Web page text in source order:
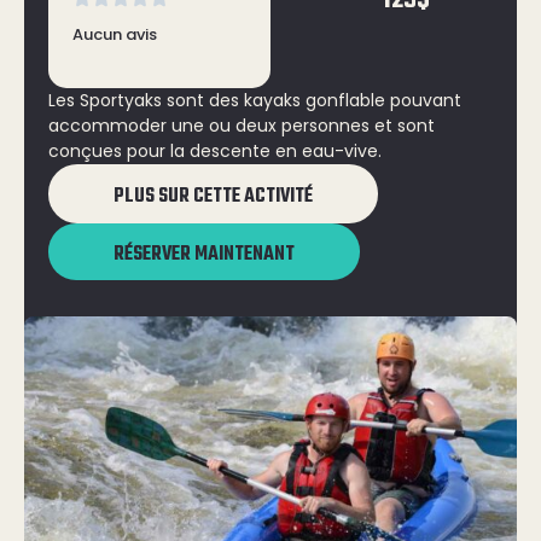
Aucun avis
Les Sportyaks sont des kayaks gonflable pouvant
accommoder une ou deux personnes et sont
conçues pour la descente en eau-vive.
PLUS SUR CETTE ACTIVITÉ
RÉSERVER MAINTENANT